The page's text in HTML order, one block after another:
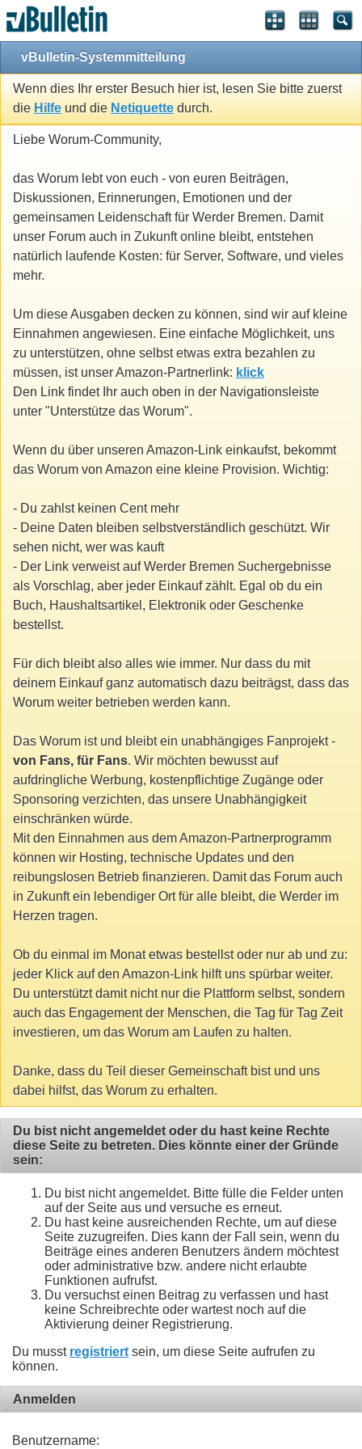
vBulletin-Systemmitteilung
Wenn dies Ihr erster Besuch hier ist, lesen Sie bitte zuerst
die Hilfe und die Netiquette durch.
Liebe Worum-Community,
das Worum lebt von euch - von euren Beiträgen,
Diskussionen, Erinnerungen, Emotionen und der
gemeinsamen Leidenschaft für Werder Bremen. Damit
unser Forum auch in Zukunft online bleibt, entstehen
natürlich laufende Kosten: für Server, Software, und vieles
mehr.
Um diese Ausgaben decken zu können, sind wir auf kleine
Einnahmen angewiesen. Eine einfache Möglichkeit, uns
zu unterstützen, ohne selbst etwas extra bezahlen zu
müssen, ist unser Amazon-Partnerlink: klick
Den Link findet Ihr auch oben in der Navigationsleiste
unter "Unterstütze das Worum".
Wenn du über unseren Amazon-Link einkaufst, bekommt
das Worum von Amazon eine kleine Provision. Wichtig:
- Du zahlst keinen Cent mehr
- Deine Daten bleiben selbstverständlich geschützt. Wir
sehen nicht, wer was kauft
- Der Link verweist auf Werder Bremen Suchergebnisse
als Vorschlag, aber jeder Einkauf zählt. Egal ob du ein
Buch, Haushaltsartikel, Elektronik oder Geschenke
bestellst.
Für dich bleibt also alles wie immer. Nur dass du mit
deinem Einkauf ganz automatisch dazu beiträgst, dass das
Worum weiter betrieben werden kann.
Das Worum ist und bleibt ein unabhängiges Fanprojekt -
von Fans, für Fans. Wir möchten bewusst auf
aufdringliche Werbung, kostenpflichtige Zugänge oder
Sponsoring verzichten, das unsere Unabhängigkeit
einschränken würde.
Mit den Einnahmen aus dem Amazon-Partnerprogramm
können wir Hosting, technische Updates und den
reibungslosen Betrieb finanzieren. Damit das Forum auch
in Zukunft ein lebendiger Ort für alle bleibt, die Werder im
Herzen tragen.
Ob du einmal im Monat etwas bestellst oder nur ab und zu:
jeder Klick auf den Amazon-Link hilft uns spürbar weiter.
Du unterstützt damit nicht nur die Plattform selbst, sondern
auch das Engagement der Menschen, die Tag für Tag Zeit
investieren, um das Worum am Laufen zu halten.
Danke, dass du Teil dieser Gemeinschaft bist und uns
dabei hilfst, das Worum zu erhalten.
Du bist nicht angemeldet oder du hast keine Rechte
diese Seite zu betreten. Dies könnte einer der Gründe
sein:
Du bist nicht angemeldet. Bitte fülle die Felder unten
auf der Seite aus und versuche es erneut.
Du hast keine ausreichenden Rechte, um auf diese
Seite zuzugreifen. Dies kann der Fall sein, wenn du
Beiträge eines anderen Benutzers ändern möchtest
oder administrative bzw. andere nicht erlaubte
Funktionen aufrufst.
Du versuchst einen Beitrag zu verfassen und hast
keine Schreibrechte oder wartest noch auf die
Aktivierung deiner Registrierung.
Du musst registriert sein, um diese Seite aufrufen zu
können.
Anmelden
Benutzername: